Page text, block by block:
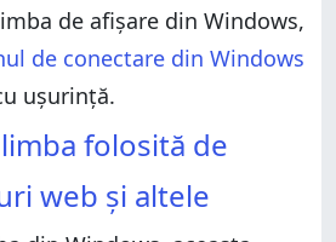
de afișare din Windows,
de conectare din Windows
ușurință.
folosită de
web și altele